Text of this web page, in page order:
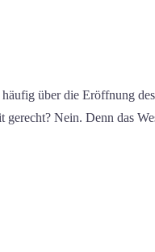
über die Eröffnung
Nein. Denn das